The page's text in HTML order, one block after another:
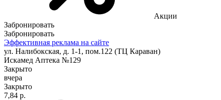
Акции
Забронировать
Забронировать
Эффективная реклама на сайте
ул. Налибокская, д. 1-1, пом.122 (ТЦ Караван)
Искамед Аптека №129
Закрыто
вчера
Закрыто
7,84 р.